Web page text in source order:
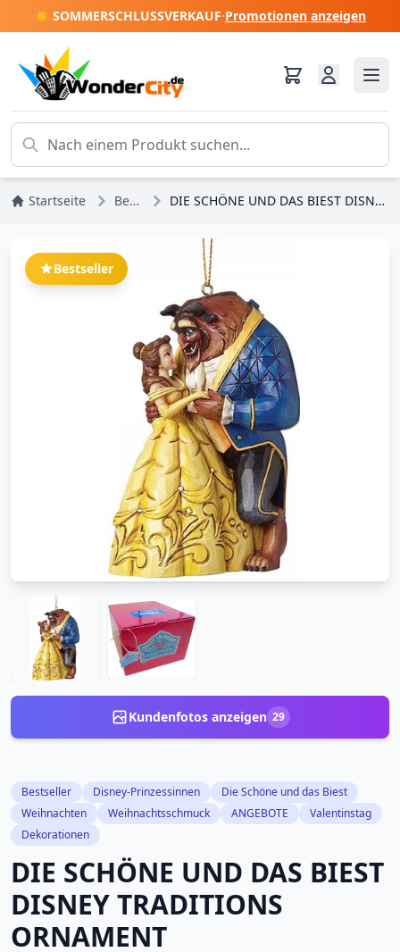
☀️ SOMMERSCHLUSSVERKAUF·Promotionen anzeigen
Startseite Bestseller DIE SCHÖNE UND DAS BIEST DISNEY TRADITIONS ORNAMENT
Bestseller
Kundenfotos anzeigen 29
Bestseller Disney-Prinzessinnen
Die Schöne und das Biest
Weihnachten
Weihnachtsschmuck ANGEBOTE
Valentinstag
Dekorationen
DIE SCHÖNE UND DAS BIEST
DISNEY TRADITIONS
ORNAMENT